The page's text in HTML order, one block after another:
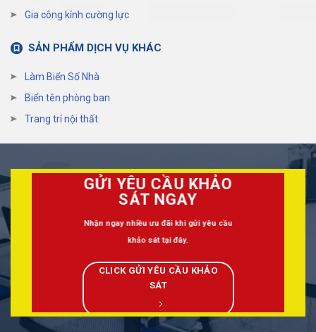
Gia công kính cường lực
SẢN PHẨM DỊCH VỤ KHÁC
Làm Biển Số Nhà
Biển tên phòng ban
Trang trí nội thất
GỬI YÊU CẦU KHẢO
SÁT NGAY
Nhận ngay nhiều ưu đãi khi gửi yêu cầu
khảo sát tại đây.
CLICK GỬI YÊU CẦU KHẢO
SÁT